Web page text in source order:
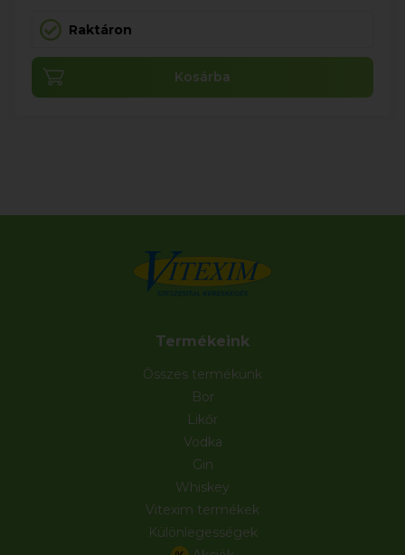
Raktáron
Kosárba
Termékeink
Összes termékünk
Bor
Likőr
Vodka
Gin
Whiskey
Vitexim termékek
Különlegességek